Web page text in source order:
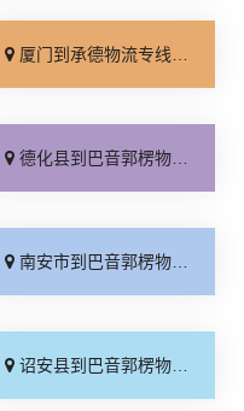
厦门到承德物流专线_专业调车「合理收费」
德化县到巴音郭楞物流专线_全程无虑「诚信为先」
南安市到巴音郭楞物流专线_全境配送「专业靠谱」
诏安县到巴音郭楞物流专线_多少公里「上门提货」